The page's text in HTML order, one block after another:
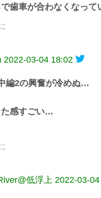
歯車が合わなくなっ
2022-03-04 18:02
編2の興奮が冷めぬ…
た感すごい…
低浮上 2022-03-